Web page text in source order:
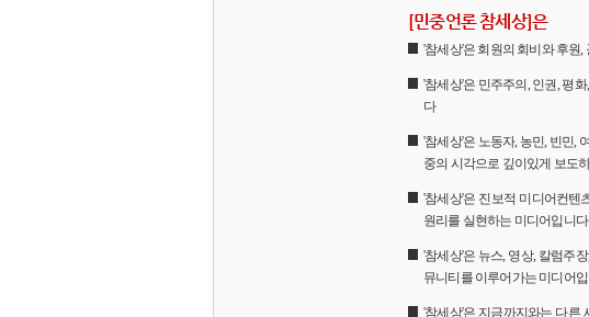
[민중언론 참세상]은
'참세상'은 회원의 회비와 후원
'참세상'은 민주주의, 인권, 평
다
'참세상'은 노동자, 농민, 빈민,
중의 시각으로 깊이있게 보도
'참세상'은 진보적 미디어컨텐
원리를 실현하는 미디어입니다.
'참세상'은 뉴스, 영상, 칼럼주
뮤니티를 이루어가는 미디어
'참세상'은 지금까지와는 다른